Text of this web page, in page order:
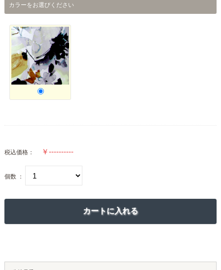
カラーをお選びください
税込価格：
個数 ：